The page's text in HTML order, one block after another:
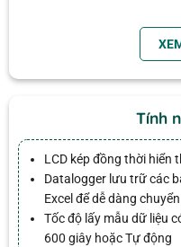
Ứng dụng trong
Theo dõi nhiệt độ
Thông số kỹ thuật
TỔNG QUAN
Tính
LCD kép đồng thời hiển
Datalogger lưu trữ các
Excel để dễ dàng
Tốc độ lấy mẫu dữ liệu
600 giây hoặc Tự động